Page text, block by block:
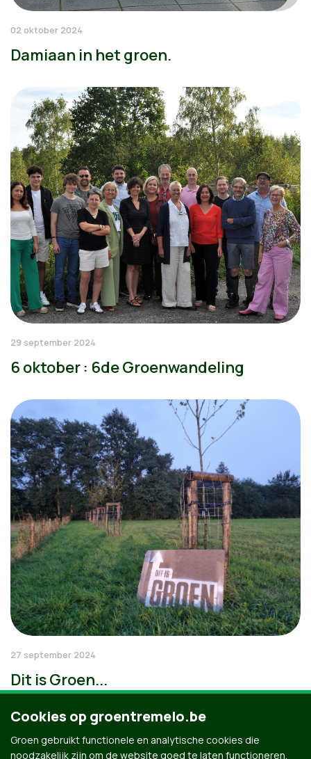
02 oktober 2024
Damiaan in het groen.
29 september 2024
6 oktober : 6de Groenwandeling
27 september 2024
Dit is Groen...
Cookies op groentremelo.be
Groen gebruikt functionele en analytische cookies die
noodzakelijk zijn om de website goed te laten functioneren.